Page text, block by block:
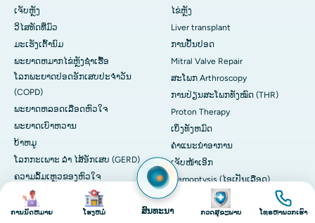
ຮູບພາບ
ການນັດຫມາຍ
ຮູບພາບ
ໂຮງຫມໍ ສົນທະນາ
ຮູບພາບ
ກວດສຸຂະພາບ
ຮູບພາບ
ໂທຣຫາພວກເຮົາ
ເຈັບ​ຫຼັງ
ວິໄສທັດທີ່ມົວ
ມະເຮັງເຕົ້ານົມ
ພະຍາດຫມາກໄຂ່ຫຼັງຊໍາເຮື້ອ
ໂລກພະຍາດປອດອັກເສບປະຈໍາວັນ
(COPD)
ພະຍາດຫລອດເລືອດຫົວໃຈ
ພະຍາດເບົາຫວານ
ບ້າຫມູ
ໂລກກະເພາະ ລຳ ໄສ້ອັກເສບ (GERD)
ຄວາມລົ້ມເຫຼວຂອງຫົວໃຈ
Herniated Disc
Hypertension (ຄວາມດັນເລືອດສູງ)
ໄຂ່ຫຼັງ
Liver transplant
ການປັ້ນປອດ
Mitral Valve Repair
ສະໂພກ Arthroscopy
ການປ່ຽນສະໂພກທັງໝົດ (THR)
Proton Therapy
ເບິ່ງທັງຫມົດ
ຄໍາແນະນໍາອາການ
ເຈັບໜ້າເອິກ
Hemoptysis (ໄອເປັນເລືອດ)
ຍ່ຽວຫຼາຍເກີນໄປ
ວິໄສທັດທີ່ມົວ